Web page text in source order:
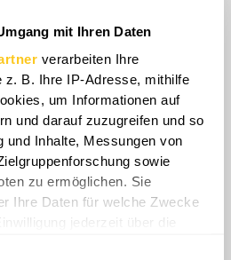
mit Ihren Daten
verarbeiten Ihre
z. B. Ihre IP-Adresse, mithilfe
um Informationen auf
und darauf zuzugreifen und so
und Inhalte, Messungen von
sowie
zu ermöglichen. Sie
Ihre Daten für welche Zwecke
jederzeit über die
dazu, das Tempo auf
schrumpfende
abzuwägen. Auf
ein Vergleich
Fahrzeuge mit
BTRs und BMPs
Plattformen
Kalten Krieg